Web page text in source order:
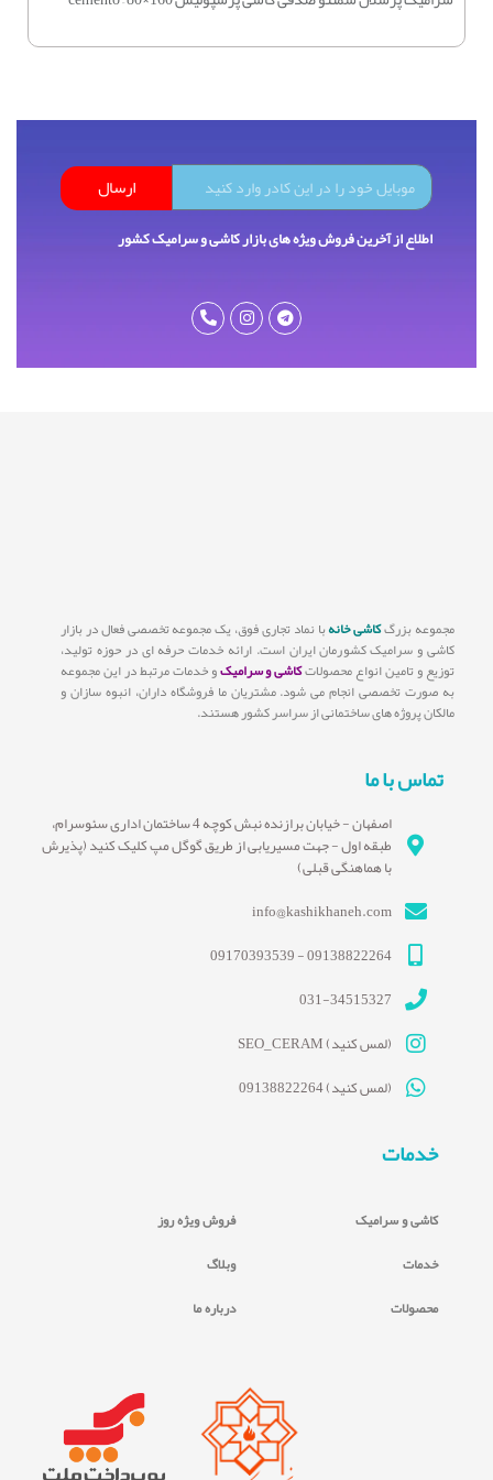
ارسال
اطلاع از آخرین فروش ویژه های بازار کاشی و سرامیک کشور
مجموعه بزرگکاشی خانهبا نماد تجاری فوق، یک مجموعه تخصصی فعال در بازار
کاشی و سرامیک کشورمان ایران است. ارائه خدمات حرفه ای در حوزه تولید،
توزیع و تامین انواع محصولاتکاشی و سرامیکو خدمات مرتبط در این مجموعه
به صورت تخصصی انجام می شود. مشتریان ما فروشگاه داران، انبوه سازان و
مالکان پروژه های ساختمانی از سراسر کشور هستند.
تماس با ما
اصفهان - خیابان برازنده نبش کوچه 4 ساختمان اداری سئوسرام،
طبقه اول - جهت مسیریابی از طریق گوگل مپ کلیک کنید (پذیرش
با هماهنگی قبلی)
info@kashikhaneh.com
09138822264 - 09170393539
031-34515327
(لمس کنید) SEO_CERAM
(لمس کنید) 09138822264
خدمات
کاشی و سرامیک
خدمات
محصولات
فروش ویژه روز
وبلاگ
درباره ما